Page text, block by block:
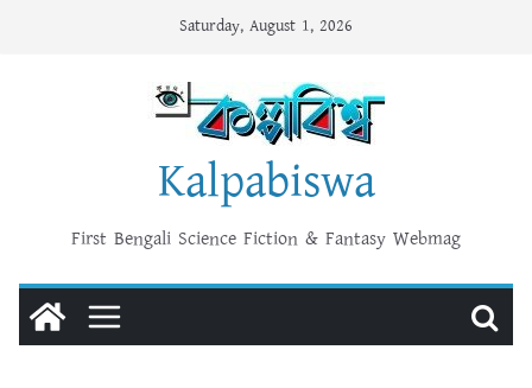
Saturday, August 1, 2026
Kalpabiswa
First Bengali Science Fiction & Fantasy Webmag